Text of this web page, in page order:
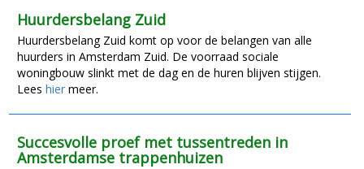
Huurdersbelang Zuid
Huurdersbelang Zuid komt op voor de belangen van alle
huurders in Amsterdam Zuid. De voorraad sociale
woningbouw slinkt met de dag en de huren blijven stijgen.
Lees hier meer.
Succesvolle proef met tussentreden in
Amsterdamse trappenhuizen